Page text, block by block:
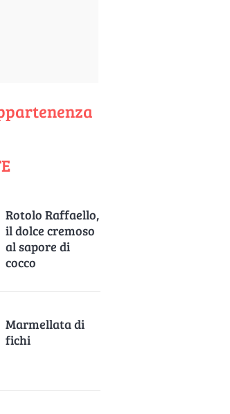
Rotolo Raffaello,
il dolce cremoso
al sapore di
cocco
Marmellata di
fichi